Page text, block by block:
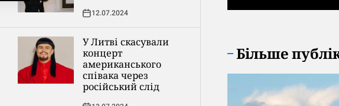
12.07.2024
У Литві скасували
концерт
американського
співака через
російський слід
Більше